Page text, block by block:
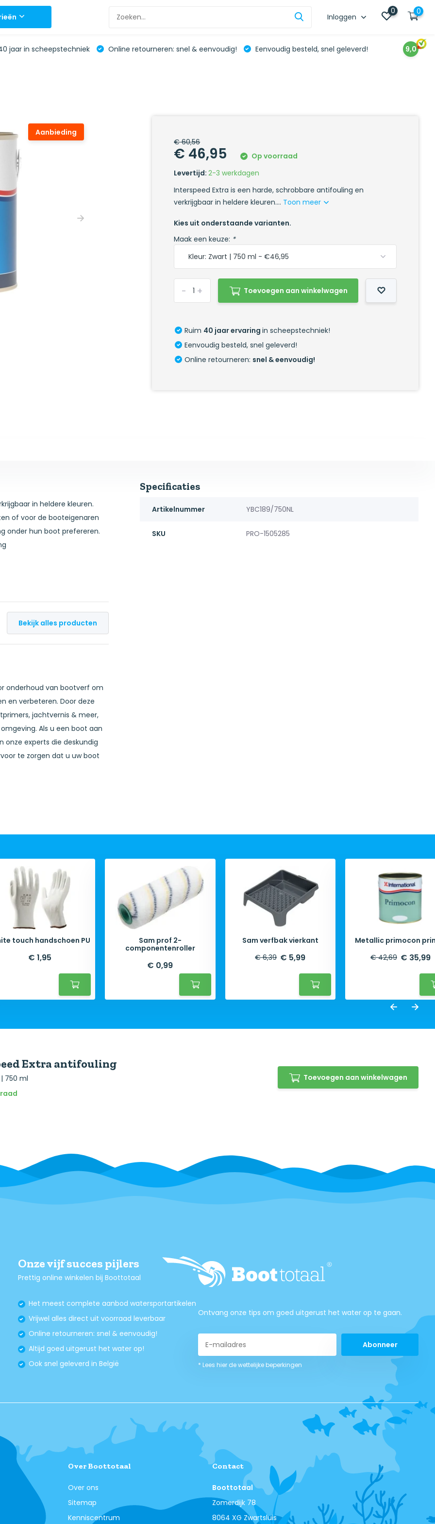
Inloggen
0 0
jaar in scheepstechniek Online retourneren: snel & eenvoudig! Eenvoudig besteld, snel geleverd! 9,0
Aanbieding
€ 60,56
€ 46,95
Op voorraad
Levertijd:2-3 werkdagen
Interspeed Extra is een harde, schrobbare antifouling en
verkrijgbaar in heldere kleuren.... Toon meer
Kies uit onderstaande varianten.
Maak een keuze: *
+
- Toevoegen aan winkelwagen
Ruim 40 jaar ervaringin scheepstechniek!
Eenvoudig besteld, snel geleverd!
Online retourneren: snel & eenvoudig!
in heldere kleuren.
of voor de booteigenaren
onder hun boot prefereren.
worden, mits ze in goede
het water in – 6 maanden
Bekijk alles producten
onderhoud van bootverf om
en verbeteren. Door deze
jachtvernis & meer,
Als u een boot aan
onze experts die deskundig
te zorgen dat u uw boot
Specificaties
Artikelnummer YBC189/750NL
SKU PRO-1505285
touch handschoen PU
€ 1,95
Sam prof 2-
componentenroller
€ 0,99
Sam verfbak vierkant
€ 6,39 € 5,99
Metallic primocon
€ 42,69 € 35,99
Extra antifouling
750 ml
Toevoegen aan winkelwagen
Onze vijf succes pijlers
Prettig online winkelen bij Boottotaal
Het meest complete aanbod watersportartikelen
Vrijwel alles direct uit voorraad leverbaar
Online retourneren: snel & eenvoudig!
Altijd goed uitgerust het water op!
Ook snel geleverd in België
Ontvang onze tips om goed uitgerust het water op te gaan.
Abonneer
* Lees hier de wettelijke beperkingen
Over Boottotaal
Over ons
Sitemap
Kenniscentrum
Contact
Boottotaal
Zomerdijk 78
8064 XG Zwartsluis